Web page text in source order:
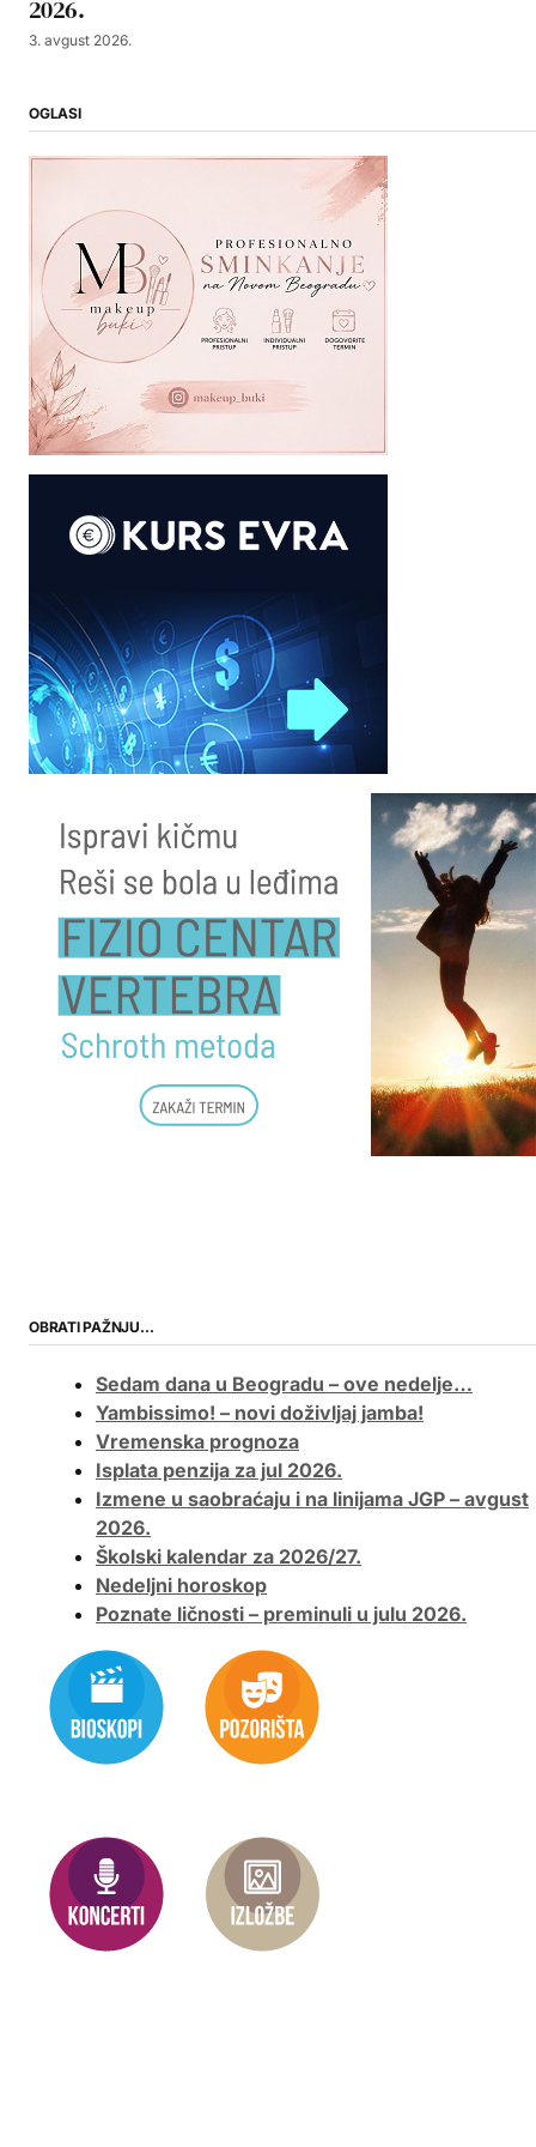
2026.
3. avgust 2026.
OGLASI
OBRATI PAŽNJU…
Sedam dana u Beogradu – ove nedelje…
Yambissimo! – novi doživljaj jamba!
Vremenska prognoza
Isplata penzija za jul 2026.
Izmene u saobraćaju i na linijama JGP – avgust
2026.
Školski kalendar za 2026/27.
Nedeljni horoskop
Poznate ličnosti – preminuli u julu 2026.